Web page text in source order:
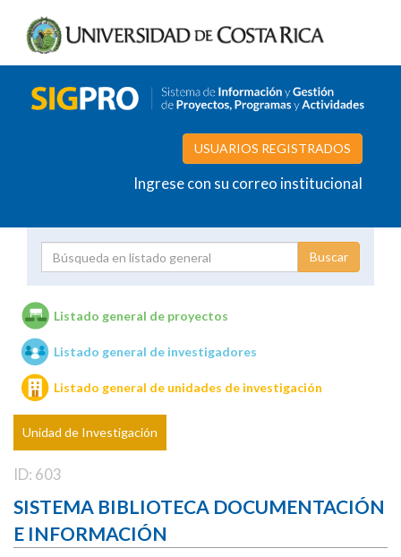
USUARIOS REGISTRADOS
Ingrese con su correo institucional
Unidades de investigación
Listado general de proyectos
Listado general de investigadores
Listado general de unidades de investigación
Unidad de Investigación
ID: 603
SISTEMA BIBLIOTECA DOCUMENTACIÓN
E INFORMACIÓN